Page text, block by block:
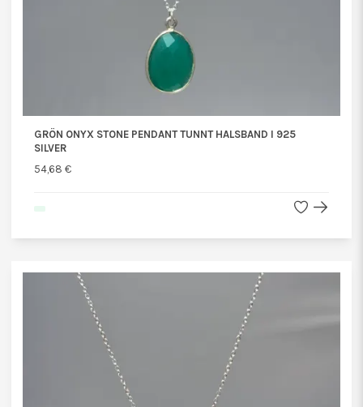
GRÖN ONYX STONE PENDANT TUNNT HALSBAND I 925
SILVER
54,68 €